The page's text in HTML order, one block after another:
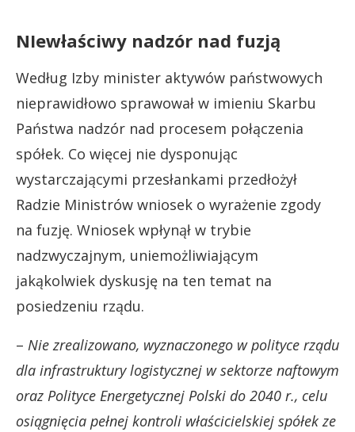
NIewłaściwy nadzór nad fuzją
Według Izby minister aktywów państwowych
nieprawidłowo sprawował w imieniu Skarbu
Państwa nadzór nad procesem połączenia
spółek. Co więcej nie dysponując
wystarczającymi przesłankami przedłożył
Radzie Ministrów wniosek o wyrażenie zgody
na fuzję. Wniosek wpłynął w trybie
nadzwyczajnym, uniemożliwiającym
jakąkolwiek dyskusję na ten temat na
posiedzeniu rządu.
– Nie zrealizowano, wyznaczonego w polityce rządu
dla infrastruktury logistycznej w sektorze naftowym
oraz Polityce Energetycznej Polski do 2040 r., celu
osiągnięcia pełnej kontroli właścicielskiej spółek ze